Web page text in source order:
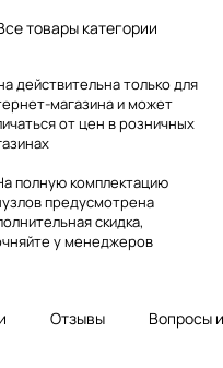
товары категории
действительна только для
магазина и может
от цен в розничных
полную комплектацию
предусмотрена
скидка,
у менеджеров
Отзывы Вопросы